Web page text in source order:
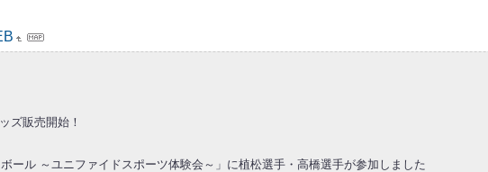
ズ販売開始！
ール ～ユニファイドスポーツ体験会～」に植松選手・高橋選手が参加しました